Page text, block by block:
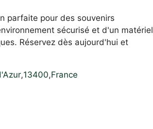
parfaite pour des souvenirs
sécurisé et d'un matériel
Réservez dès aujourd'hui et
,13400,France